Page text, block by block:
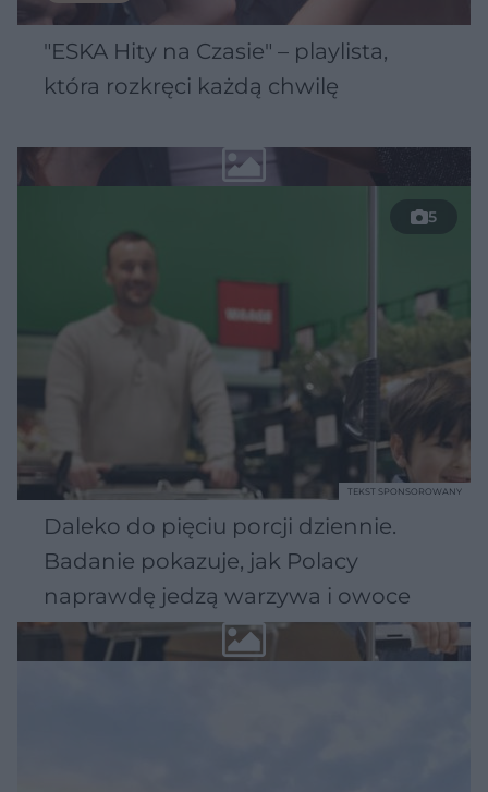
"ESKA Hity na Czasie" – playlista,
która rozkręci każdą chwilę
5
Daleko do pięciu porcji dziennie.
Badanie pokazuje, jak Polacy
naprawdę jedzą warzywa i owoce
TEKST SPONSOROWANY